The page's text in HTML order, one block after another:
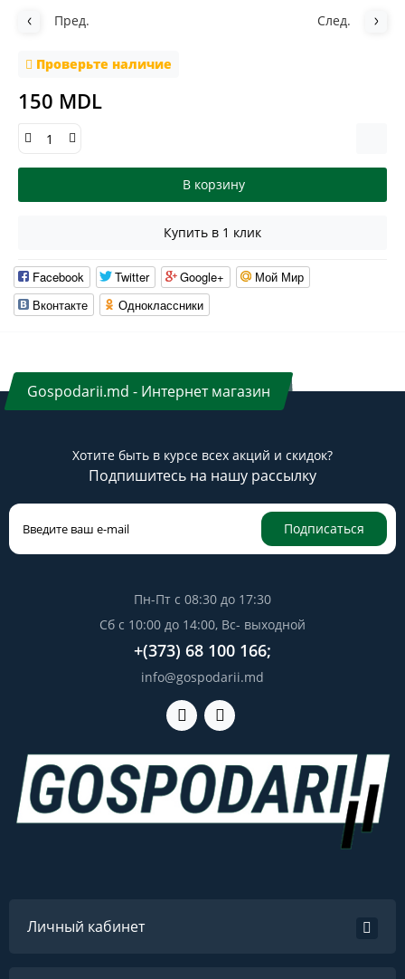
Пред. След.
Проверьте наличие
150 MDL
В корзину
Купить в 1 клик
Facebook Twitter Google+
Мой Мир
Вконтакте
Одноклассники
Gospodarii.md - Интернет магазин
Хотите быть в курсе всех акций и скидок?
Подпишитесь на нашу рассылку
Подписаться
Пн-Пт с 08:30 до 17:30
Сб с 10:00 до 14:00, Вс- выходной
+(373) 68 100 166;
info@gospodarii.md
Личный кабинет